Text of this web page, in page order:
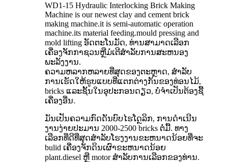
WD1-15 Hydraulic Interlocking Brick Making
Machine is our newest clay and cement brick
making machine.it is semi-automatic operation
machine.its material feeding.mould pressing and
mold lifting ອັດຕະໂນມັດ, ທ່ານສາມາດເລືອກ
ເຄື່ອງຈັກກາຊວນຫຼືມໍເຕີສໍາລັບການສະຫນອງ
ພະລັງງານ.
ຄວາມຫລາກຫລາຍທີ່ສຸດຂອງຕະຫຼາດ, ສໍາລັບ
ການເຮັດໃຫ້ຮູບແບບທີ່ແຕກຕ່າງກັນຂອງທ່ອນໄມ້,
bricks ແລະຊັ້ນໃນອຸປະກອນດຽວ, ບໍ່ຈໍາເປັນຕ້ອງຊື້
ເຄື່ອງອື່ນ.
ມັນເປັນຄວາມກົດດັນບົບໄຮໂດຼລິກ, ການດໍາເນີນ
ງານງ່າຍປະມານ 2000-2500 bricks ຕໍ່ມື້. ທາງ
ເລືອກທີ່ດີທີ່ສຸດສໍາລັບໂຮງງານຂະຫນາດນ້ອຍທີ່ຈະ
bulid ເຄື່ອງຈັກດິນເຜົາຂະຫນາດນ້ອຍ
plant.diesel ຫຼື motor ສໍາລັບການເລືອກຂອງທ່ານ.